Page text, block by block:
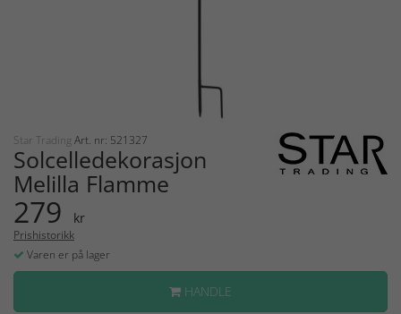
Star Trading Art. nr: 521327
Solcelledekorasjon
Melilla Flamme
279 kr
Prishistorikk
Varen er på lager
HANDLE